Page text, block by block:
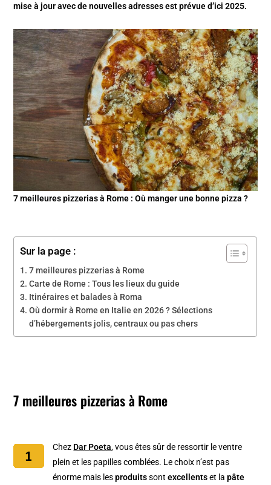
mise à jour avec de nouvelles adresses est prévue d’ici 2025.
7 meilleures pizzerias à Rome : Où manger une bonne pizza ?
Sur la page :
7 meilleures pizzerias à Rome
Carte de Rome : Tous les lieux du guide
Itinéraires et balades à Roma
Où dormir à Rome en Italie en 2026 ? Sélections
d’hébergements jolis, centraux ou pas chers
7 meilleures pizzerias à Rome
Chez Dar Poeta, vous êtes sûr de ressortir le ventre
plein et les papilles comblées. Le choix n’est pas
énorme mais lesproduitssontexcellentset lapâte